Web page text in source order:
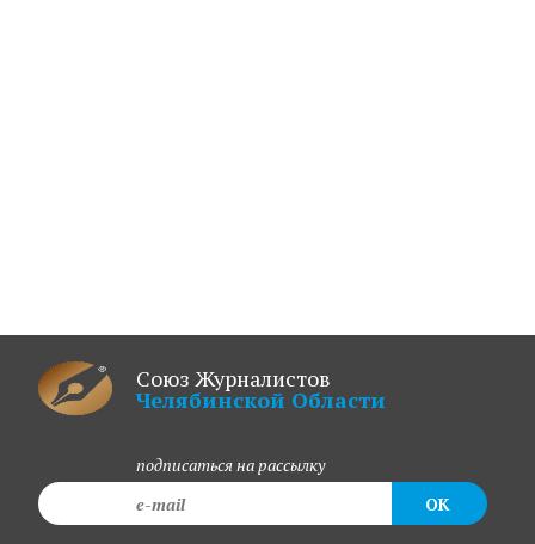
Союз Журналистов
Челябинской Области
подписаться на рассылку